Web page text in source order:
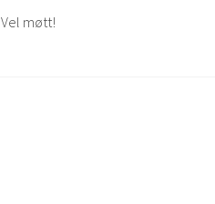
Vel møtt!